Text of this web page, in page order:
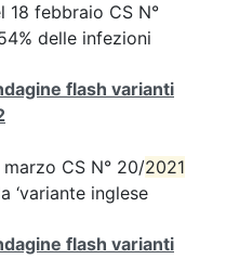
18 febbraio CS N°
delle infezioni
flash varianti
CS N° 20/2021
‘variante inglese
flash varianti